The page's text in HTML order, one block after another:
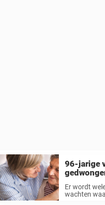
96-jarige
Er wordt
wachten